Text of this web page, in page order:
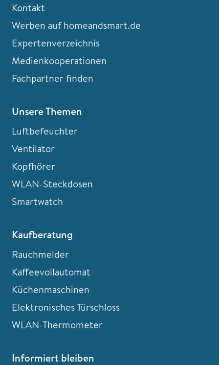
Kontakt
Werben auf homeandsmart.de
Expertenverzeichnis
Medienkooperationen
Fachpartner finden
Unsere Themen
Luftbefeuchter
Ventilator
Kopfhörer
WLAN-Steckdosen
Smartwatch
Kaufberatung
Rauchmelder
Kaffeevollautomat
Küchenmaschinen
Elektronisches Türschloss
WLAN-Thermometer
Informiert bleiben